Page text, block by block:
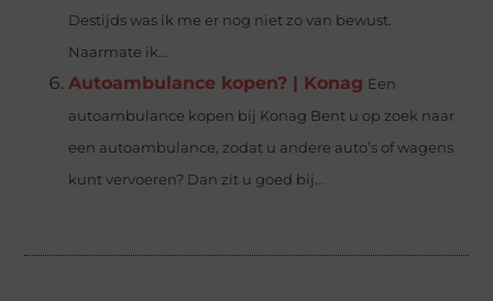
Destijds was ik me er nog niet zo van bewust.
Naarmate ik...
Autoambulance kopen? | Konag Een
autoambulance kopen bij Konag Bent u op zoek naar
een autoambulance, zodat u andere auto’s of wagens
kunt vervoeren? Dan zit u goed bij...